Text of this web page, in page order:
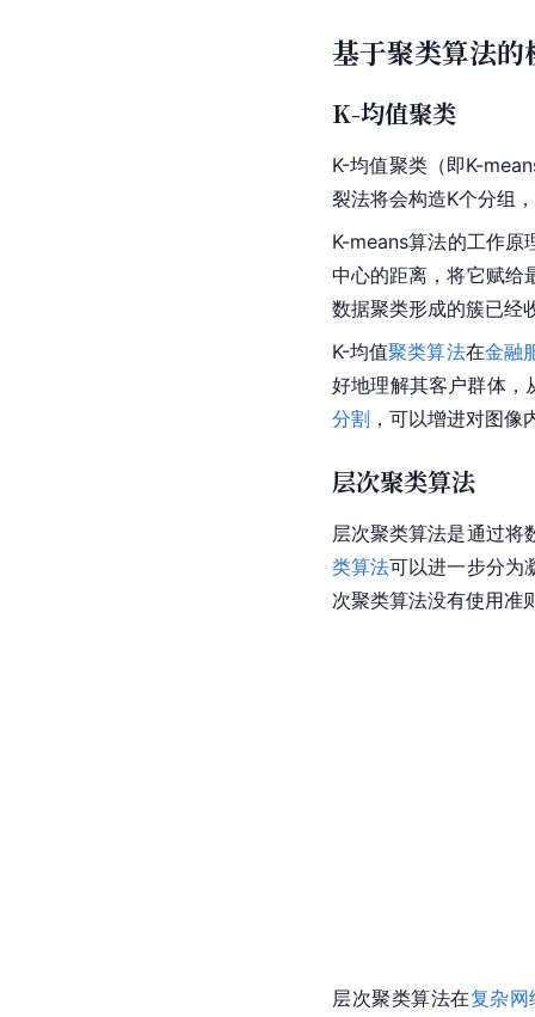
基于聚类算法的
K-均值聚类
K-均值聚类（即K-
裂法将会构造K个分组
K-means算法的工作原
中心的距离，将它赋给
数据聚类形成的簇已经
K-均值聚类算法在金融
好地理解其客户群体，
分割 ，可以增进对图
层次聚类算法
层次聚类算法是通过将
类算法可以进一步分为
次聚类算法没有使用准
层次聚类算法在复杂网